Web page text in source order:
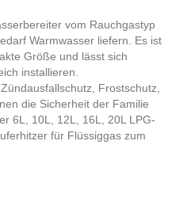
vom Rauchgastyp
Warmwasser liefern. Es ist
Größe und lässt sich
installieren.
Frostschutz,
die Sicherheit der Familie
6L, 10L, 12L, 16L, 20L LPG-
für Flüssiggas zum